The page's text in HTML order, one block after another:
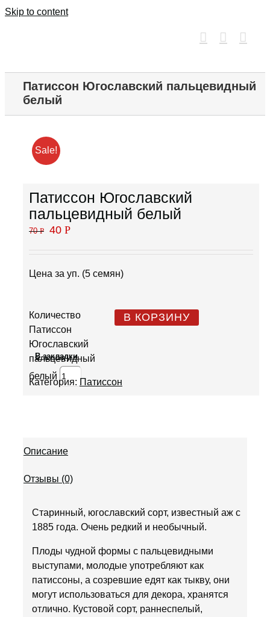
Skip to content
Патиссон Югославский пальцевидный
белый
Sale!
Патиссон Югославский
пальцевидный белый
70Р 40 Р
Цена за уп. (5 семян)
Количество
Патиссон
Югославский
пальцевидный
белый
В КОРЗИНУ
В закладки
Категория: Патиссон
Описание
Отзывы (0)
Старинный, югославский сорт, известный аж с
1885 года. Очень редкий и необычный.
Плоды чудной формы с пальцевидными
выступами, молодые употребляют как
патиссоны, а созревшие едят как тыкву, они
могут использоваться для декора, хранятся
отлично. Кустовой сорт, раннеспелый,